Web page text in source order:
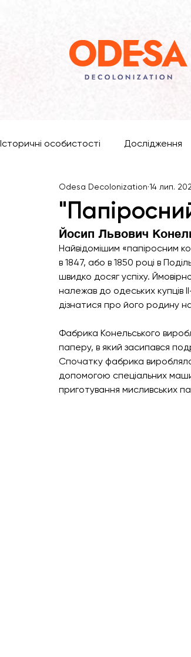
Історичні особистості Дослідження
Odesa Decolonization 14 лип.
Йосип Львович
Найвідомішим «папіросним
в 1847, або в 1850 році в
швидко досяг успіху.
належав до одеських купців
дізнатися про його родину
Фабрика Конельського
паперу, в який засипався
Спочатку фабрика виробляла
допомогою спеціальних
приготування мисливських